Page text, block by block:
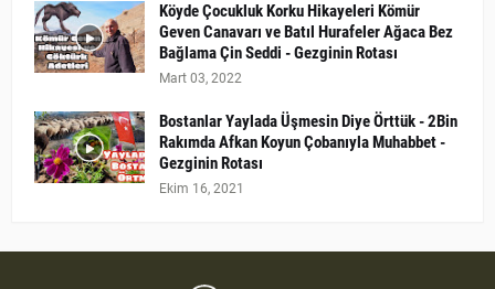
Köyde Çocukluk Korku Hikayeleri Kömür
Geven Canavarı ve Batıl Hurafeler Ağaca Bez
Bağlama Çin Seddi - Gezginin Rotası
Mart 03, 2022
Bostanlar Yaylada Üşmesin Diye Örttük - 2Bin
Rakımda Afkan Koyun Çobanıyla Muhabbet -
Gezginin Rotası
Ekim 16, 2021